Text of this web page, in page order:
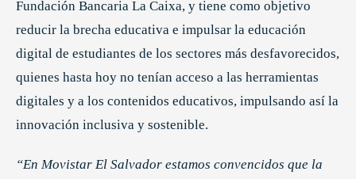
Fundación Bancaria La Caixa, y tiene como objetivo
reducir la brecha educativa e impulsar la educación
digital de estudiantes de los sectores más desfavorecidos,
quienes hasta hoy no tenían acceso a las herramientas
digitales y a los contenidos educativos, impulsando así la
innovación inclusiva y sostenible.
“En Movistar El Salvador estamos convencidos que la